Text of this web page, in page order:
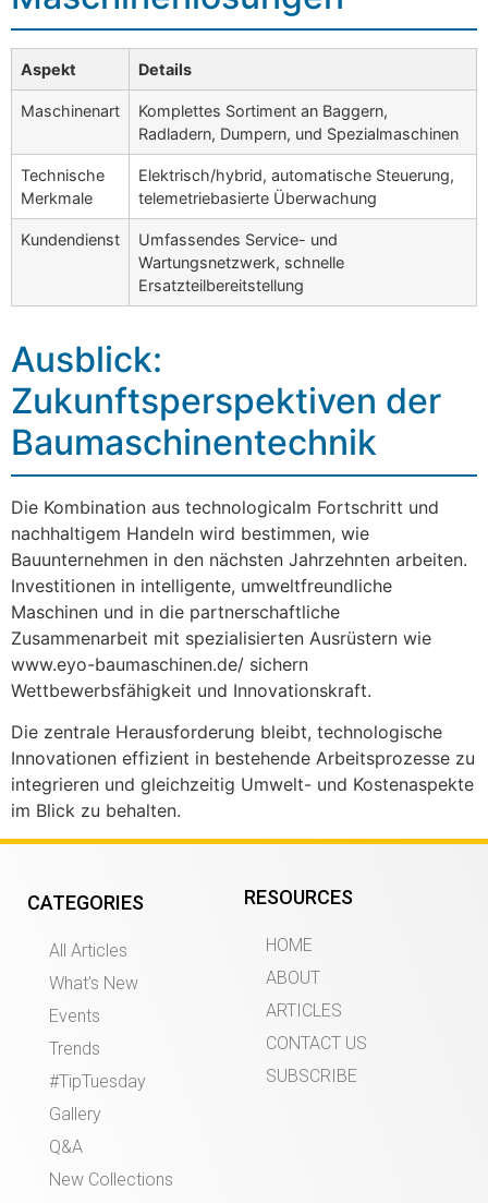
Aspekt Details
Maschinenart
Komplettes Sortiment an Baggern,
Radladern, Dumpern, und Spezialmaschinen
Technische
Merkmale
Elektrisch/hybrid, automatische Steuerung,
telemetriebasierte Überwachung
Kundendienst
Umfassendes Service- und
Wartungsnetzwerk, schnelle
Ersatzteilbereitstellung
Ausblick:
Zukunftsperspektiven der
Baumaschinentechnik
Die Kombination aus technologicalm Fortschritt und
nachhaltigem Handeln wird bestimmen, wie
Bauunternehmen in den nächsten Jahrzehnten arbeiten.
Investitionen in intelligente, umweltfreundliche
Maschinen und in die partnerschaftliche
Zusammenarbeit mit spezialisierten Ausrüstern wie
www.eyo-baumaschinen.de/ sichern
Wettbewerbsfähigkeit und Innovationskraft.
Die zentrale Herausforderung bleibt, technologische
Innovationen effizient in bestehende Arbeitsprozesse zu
integrieren und gleichzeitig Umwelt- und Kostenaspekte
im Blick zu behalten.
CATEGORIES
All Articles
What’s New
Events
Trends
#TipTuesday
Gallery
Q&A
New Collections
RESOURCES
HOME
ABOUT
ARTICLES
CONTACT US
SUBSCRIBE